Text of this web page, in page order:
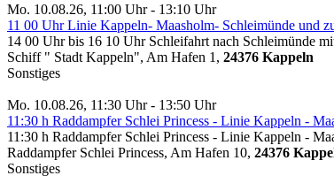
Mo. 10.08.26, 11:00 Uhr - 13:10 Uhr
11 00 Uhr Linie Kappeln- Maasholm- Schleimünde und
14 00 Uhr bis 16 10 Uhr Schleifahrt nach Schleimünde
Schiff " Stadt Kappeln", Am Hafen 1, 24376 Kappeln
Sonstiges
Mo. 10.08.26, 11:30 Uhr - 13:50 Uhr
11:30 h Raddampfer Schlei Princess - Linie Kappeln -
11:30 h Raddampfer Schlei Princess - Linie Kappeln -
Raddampfer Schlei Princess, Am Hafen 10, 24376
Sonstiges